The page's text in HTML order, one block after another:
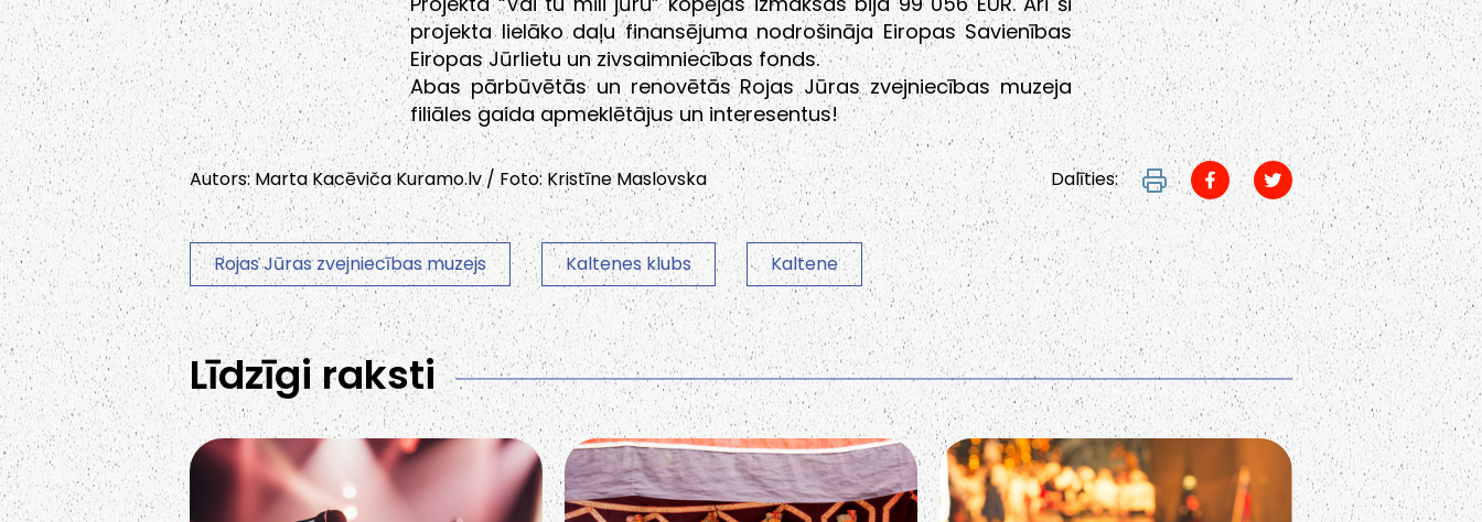
projekta lielāko daļu finansējuma nodrošināja Eiropas Savienības
Eiropas Jūrlietu un zivsaimniecības fonds.
Abas pārbūvētās un renovētās Rojas Jūras zvejniecības muzeja
filiāles gaida apmeklētājus un interesentus!
Autors: Marta Kacēviča Kuramo.lv / Foto: Kristīne Maslovska Dalīties:
Rojas Jūras zvejniecības muzejs Kaltenes klubs Kaltene
Līdzīgi raksti